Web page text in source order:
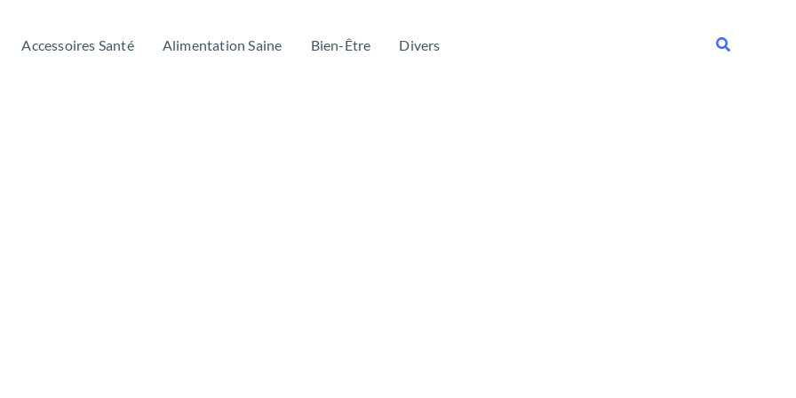
Accessoires Santé Alimentation Saine Bien-Être Divers Rechercher